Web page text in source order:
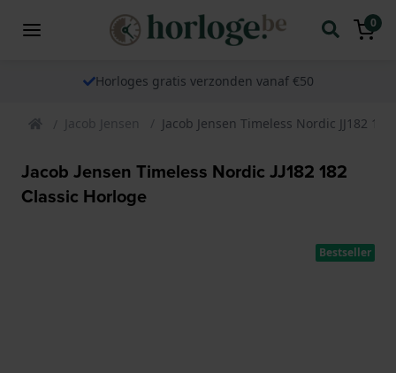
0
Horloges gratis verzonden vanaf €50
Jacob Jensen Jacob Jensen Timeless Nordic JJ182
Jacob Jensen Timeless Nordic JJ182 182
Classic Horloge
Bestseller